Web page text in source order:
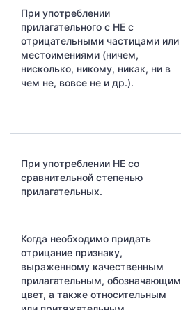
При употреблении
прилагательного с НЕ с
отрицательными частицами или
местоимениями (ничем,
нисколько, никому, никак, ни в
чем не, вовсе не и др.).
При употреблении НЕ со
сравнительной степенью
прилагательных.
Когда необходимо придать
отрицание признаку,
выраженному качественным
прилагательным, обозначающим
цвет, а также относительным